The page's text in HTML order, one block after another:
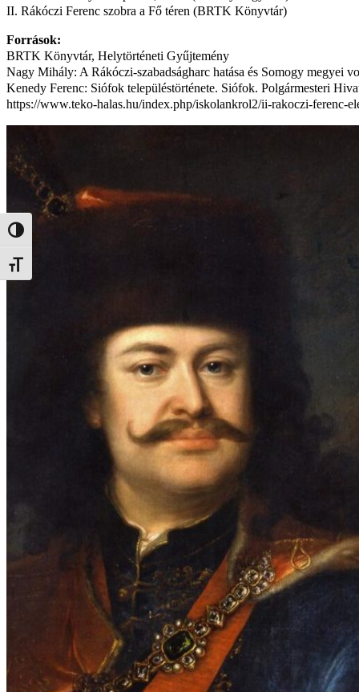
Nagy kontraszt váltása
Betűméret váltása
II. Rákóczi Ferenc szobra a Fő téren (BRTK Könyvtár)
Források:
BRTK Könyvtár, Helytörténeti Gyűjtemény
Nagy Mihály: A Rákóczi-szabadságharc hatása és Somogy megyei
Kenedy Ferenc: Siófok településtörténete. Siófok. Polgármesteri
https://www.teko-halas.hu/index.php/iskolankrol2/ii-rakoczi-ferenc-